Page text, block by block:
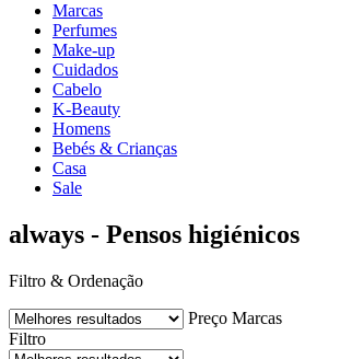
Marcas
Perfumes
Make-up
Cuidados
Cabelo
K-Beauty
Homens
Bebés & Crianças
Casa
Sale
always - Pensos higiénicos
Filtro & Ordenação
Preço Marcas
Filtro